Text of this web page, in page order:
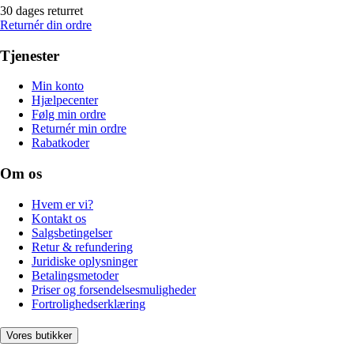
30 dages returret
Returnér din ordre
Tjenester
Min konto
Hjælpecenter
Følg min ordre
Returnér min ordre
Rabatkoder
Om os
Hvem er vi?
Kontakt os
Salgsbetingelser
Retur & refundering
Juridiske oplysninger
Betalingsmetoder
Priser og forsendelsesmuligheder
Fortrolighedserklæring
Vores butikker